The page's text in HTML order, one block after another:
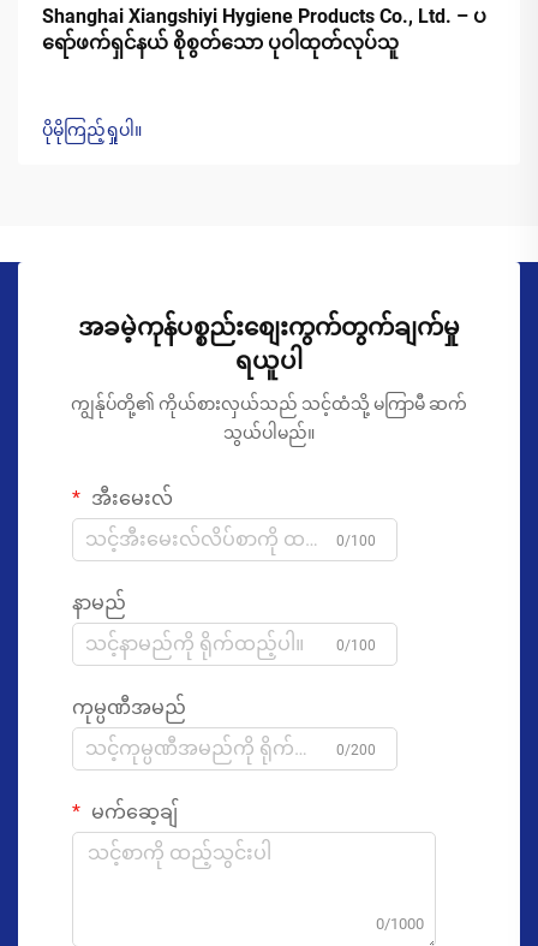
Shanghai Xiangshiyi Hygiene Products Co., Ltd. – ပ
ရော်ဖက်ရှင်နယ် စိုစွတ်သော ပုဝါထုတ်လုပ်သူ
ပိုမိုကြည့်ရှုပါ။
အခမဲ့ကုန်ပစ္စည်းစျေးကွက်တွက်ချက်မှု
ရယူပါ
ကျွန်ုပ်တို့၏ ကိုယ်စားလှယ်သည် သင့်ထံသို့ မကြာမီ ဆက်
သွယ်ပါမည်။
အီးမေးလ်
0/100
နာမည်
0/100
ကုမ္ပဏီအမည်
0/200
မက်ဆေ့ချ်
0/1000